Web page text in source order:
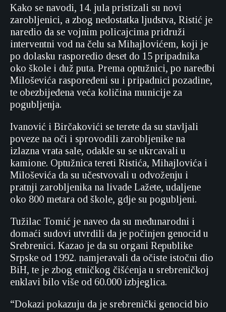
Kako se navodi, 14. jula pristizali su novi
zarobljenici, a zbog nedostatka ljudstva, Ristić je
naredio da se vojnim policajcima pridruži
interventni vod na čelu sa Mihajlovićem, koji je
po dolasku rasporedio deset do 15 pripadnika
oko škole i duž puta. Prema optužnici, po naredbi
Miloševića raspoređeni su i pripadnici pozadine,
te obezbijeđena veća količina municije za
pogubljenja.
Ivanović i Birčakovići se terete da su stavljali
poveze na oči i sprovodili zarobljenike na
izlazna vrata sale, odakle su se ukrcavali u
kamione. Optužnica tereti Ristića, Mihajlovića i
Miloševića da su učestvovali u odvoženju i
pratnji zarobljenika na livade Lažete, udaljene
oko 800 metara od škole, gdje su pogubljeni.
Tužilac Tomić je naveo da su međunarodni i
domaći sudovi utvrdili da je počinjen genocid u
Srebrenici. Kazao je da su organi Republike
Srpske od 1992. namjeravali da očiste istočni dio
BiH, te je zbog etničkog čišćenja u srebreničkoj
enklavi bilo više od 60.000 izbjeglica.
“Dokazi pokazuju da je srebrenički genocid bio